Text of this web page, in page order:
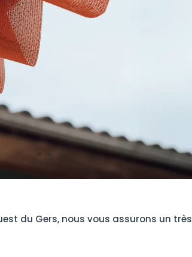
du Gers, nous vous assurons un très